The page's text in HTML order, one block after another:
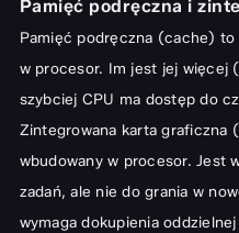
Pamięć podręczna i
Pamięć podręczna (cache) to
w procesor. Im jest jej więcej
szybciej CPU ma dostęp do
Zintegrowana karta graficzna
wbudowany w procesor. Jest
zadań, ale nie do grania w
wymaga dokupienia